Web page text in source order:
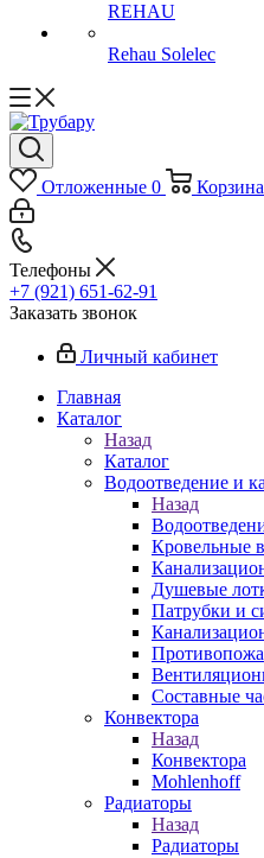
REHAU
Rehau Solelec
Отложенные 0 Корзина
Телефоны
+7 (921) 651-62-91
Заказать звонок
Личный кабинет
Главная
Каталог
Назад
Каталог
Водоотведение и
Назад
Кровельные
Душевые
Патрубки и
Составные
Конвектора
Назад
Конвектора
Mohlenhoff
Радиаторы
Назад
Радиаторы